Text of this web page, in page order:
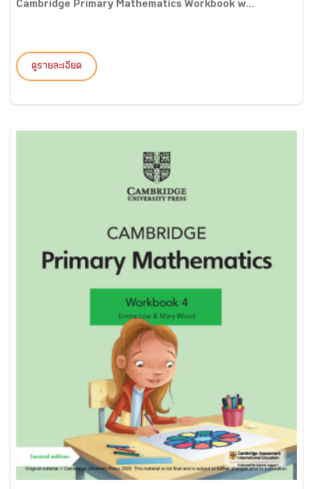
Cambridge Primary Mathematics Workbook w...
ดูรายละเอียด